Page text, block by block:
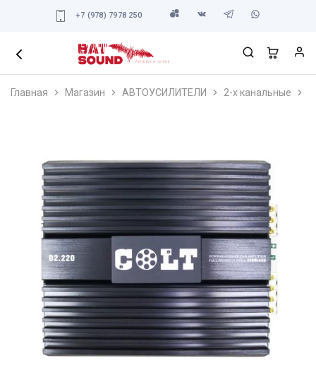
+7 (978) 7978 250
Главная Магазин АВТОУСИЛИТЕЛИ 2-х канальные